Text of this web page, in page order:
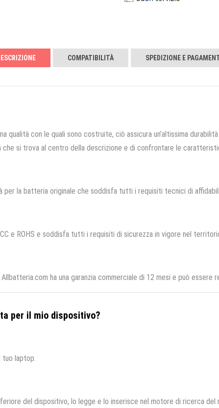
COMPATIBILITÀ SPEDIZIONE E
qualità con le quali sono costruite, ciò assicura un’altissima
si trova al centro della descrizione e di confrontare le
per la batteria originale che soddisfa tutti i requisiti tecnici di
e ROHS e soddisfa tutti i requisiti di sicurezza in vigore nel
ha una garanzia commerciale di 12 mesi e può essere
per il mio dispositivo?
tuo laptop.
del dispositivo, lo legge e lo inserisce nel motore di ricerca del